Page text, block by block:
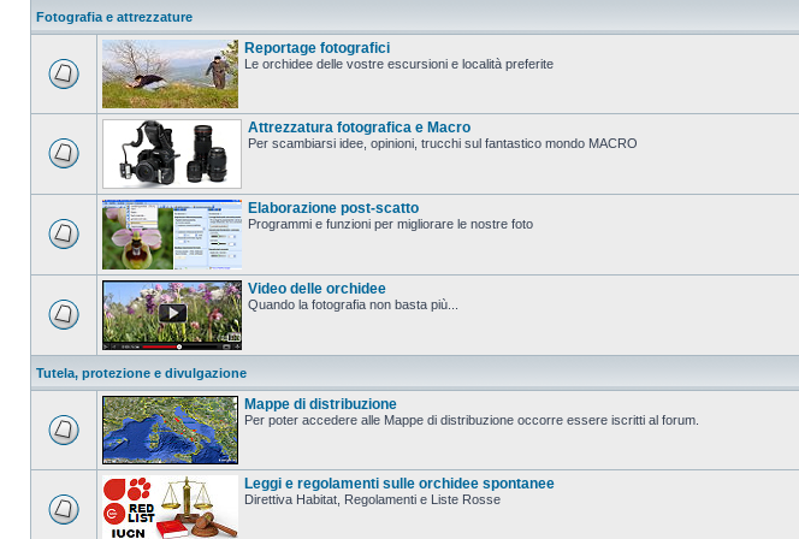
Fotografia e attrezzature
Reportage fotografici
Le orchidee delle vostre escursioni e località preferite
Attrezzatura fotografica e Macro
Per scambiarsi idee, opinioni, trucchi sul fantastico mondo MACRO
Elaborazione post-scatto
Programmi e funzioni per migliorare le nostre foto
Video delle orchidee
Quando la fotografia non basta più...
Tutela, protezione e divulgazione
Mappe di distribuzione
Per poter accedere alle Mappe di distribuzione occorre essere iscritti al forum.
Leggi e regolamenti sulle orchidee spontanee
Direttiva Habitat, Regolamenti e Liste Rosse